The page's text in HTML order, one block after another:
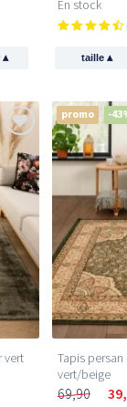
▴
En stock
taille▴
vert
promo -
Tapis persan
vert/beige
69,90